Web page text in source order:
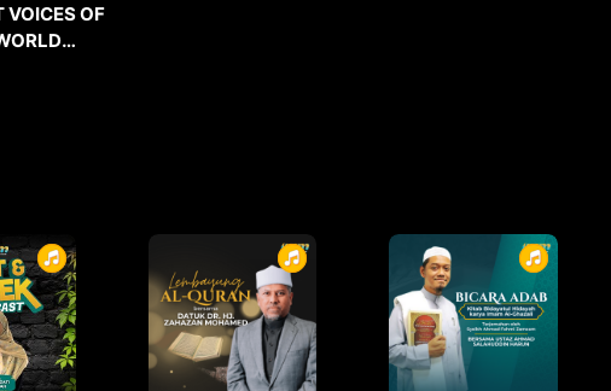
VOICES OF